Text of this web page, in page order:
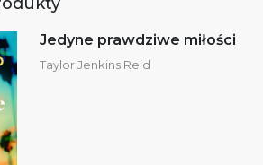
Jedyne prawdziwe miłości
Taylor Jenkins Reid